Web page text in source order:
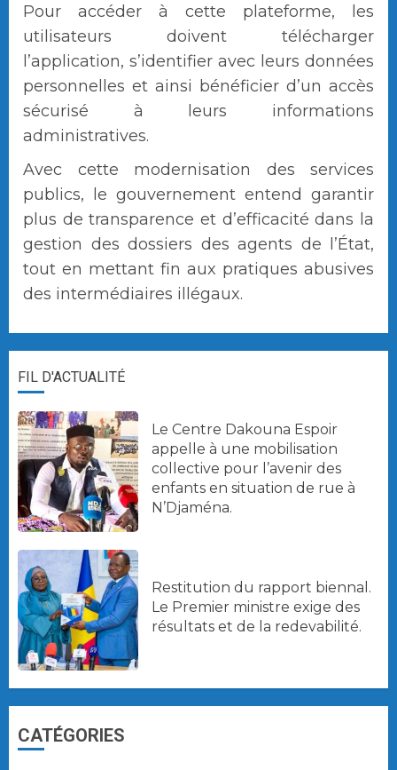
Pour accéder à cette plateforme, les
utilisateurs doivent télécharger
l’application, s’identifier avec leurs données
personnelles et ainsi bénéficier d’un accès
sécurisé à leurs informations
administratives.
Avec cette modernisation des services
publics, le gouvernement entend garantir
plus de transparence et d’efficacité dans la
gestion des dossiers des agents de l’État,
tout en mettant fin aux pratiques abusives
des intermédiaires illégaux.
FIL D'ACTUALITÉ
Le Centre Dakouna Espoir
appelle à une mobilisation
collective pour l’avenir des
enfants en situation de rue à
N’Djaména.
Restitution du rapport biennal.
Le Premier ministre exige des
résultats et de la redevabilité.
CATÉGORIES